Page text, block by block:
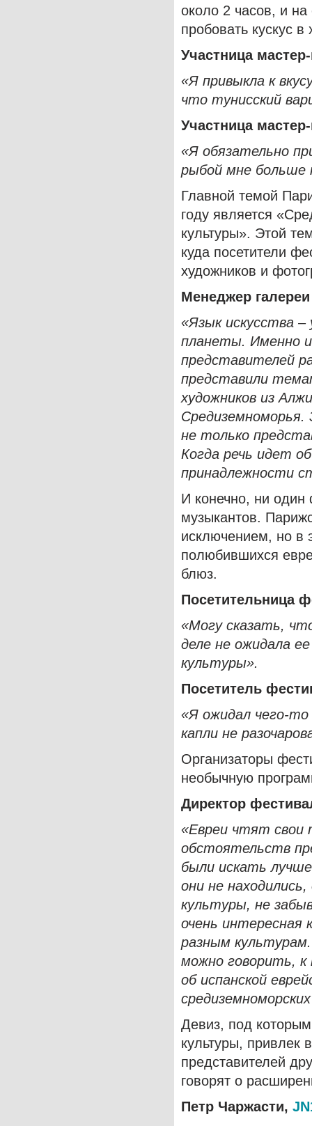
около 2 часов, и
пробовать кускус
Участница
«Я привыкла к
что тунисский
Участница
«Я обязательно
рыбой мне больше
Главной темой
году является
культуры». Этой
куда посетители
художников и
Менеджер
«Язык искусства
планеты. Именно
представителей
представили
художников из
не только
Когда речь идет
принадлежности
И конечно, ни один
музыкантов.
исключением, но в
полюбившихся
блюз.
Посетительница
«Могу сказать,
деле не ожидала
культуры».
Посетитель
«Я ожидал чего-то
капли не
Организаторы
необычную
Директор
«Евреи чтят свои
обстоятельств
были искать
они не
культуры, не
очень интересная
разным
можно говорить, к
об испанской
Девиз, под
культуры, привлек
представителей
говорят о
Петр Чаржасти,